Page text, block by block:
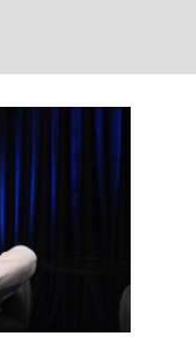
de
com